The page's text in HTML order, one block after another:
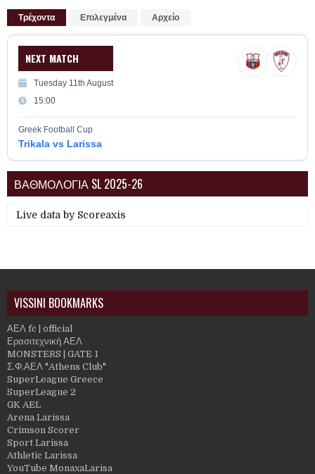
Τρέχοντα Επιλεγμένα Αρχείο
NEXT MATCH
Tuesday 11th August
15:00
Greek Football Cup
Trikala vs Larissa
ΒΑΘΜΟΛΟΓΙΑ SL 2025-26
Live data by Scoreaxis
VISSINI BOOKMARKS
ΑΕΛ fc | official
Ερασιτεχνική ΑΕΛ
MONSTERS | GATE 1
Σ.Φ.ΑΕΛ "Athens Club"
SuperLeague Greece
SuperLeague 2
GK AEL
Arena Larissa
Crimson Scorer
Sport Larissa
Athletic Larissa
YouTube MonaxaLarisa